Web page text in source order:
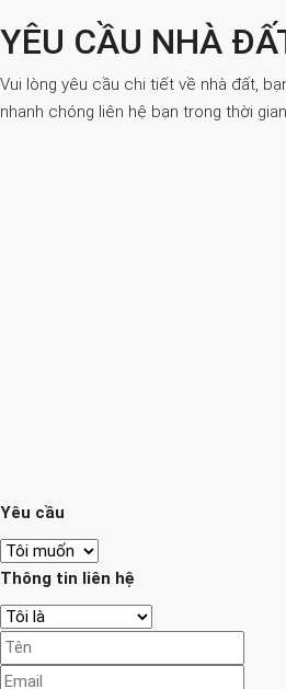
YÊU CẦU NHÀ
Vui lòng yêu cầu chi tiết về nhà đất,
nhanh chóng liên hệ bạn trong thời
Yêu cầu
Thông tin liên hệ